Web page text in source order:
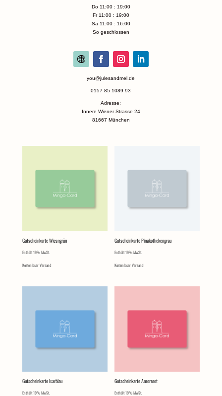
Do 11:00 : 19:00
Fr 11:00 : 19:00
Sa 11:00 : 16:00
So geschlossen
you@julesandmel.de
0157 85 1089 93
Adresse:
Innere Wiener Strasse 24
81667 München
Gutscheinkarte Wiesngrün
Enthält 19% MwSt.
Kostenloser Versand
Gutscheinkarte Pinakothekengrau
Enthält 19% MwSt.
Kostenloser Versand
Gutscheinkarte Isarblau
Enthält 19% MwSt.
Gutscheinkarte Amorerot
Enthält 19% MwSt.